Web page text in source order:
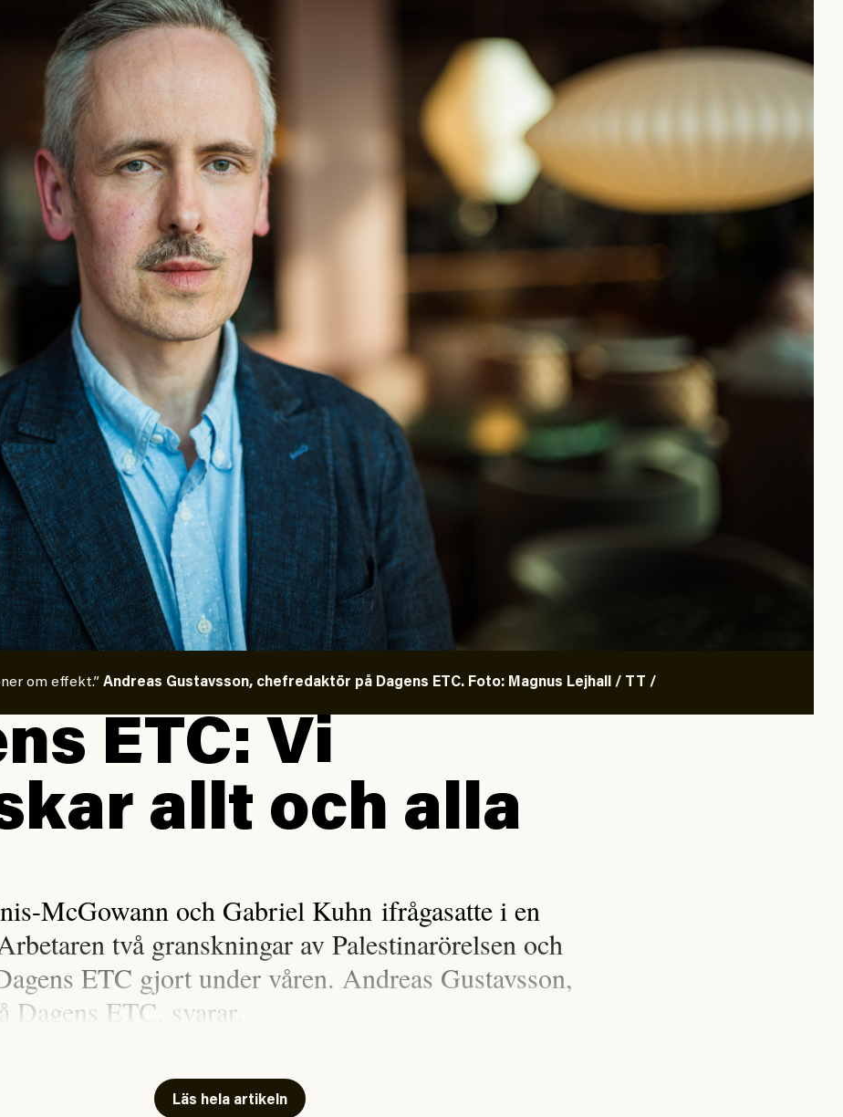
om effekt.” Andreas Gustavsson, chefredaktör på Dagens ETC. Foto: Magnus Lejhall / TT /
ETC: Vi
allt och alla
McGowann och Gabriel Kuhn ifrågasatte i en
två granskningar av Palestinarörelsen och
ETC gjort under våren. Andreas Gustavsson,
Dagens ETC, svarar.
i Arbetaren (#54/2026) om ”sensationalism
Läs hela artikeln